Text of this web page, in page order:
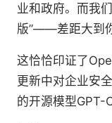
业和政府。而我
版”——差距大到
这恰恰印证了
更新中对企业安
的开源模型GPT-